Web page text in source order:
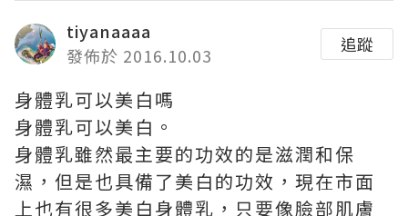
tiyanaaaa
發佈於 2016.10.03
追蹤
身體乳可以美白嗎
身體乳可以美白。
身體乳雖然最主要的功效的是滋潤和保
濕，但是也具備了美白的功效，現在市面
上也有很多美白身體乳，只要像臉部肌膚